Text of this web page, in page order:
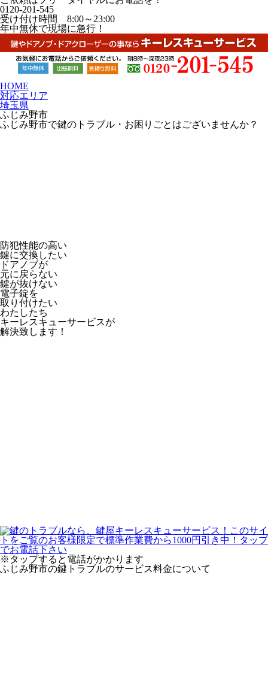
0120-201-545
受け付け時間 8:00～23:00
年中無休で現場に急行！
HOME
対応エリア
埼玉県
ふじみ野市
ふじみ野市で鍵のトラブル・お困りごとはございませんか？
防犯性能の高い
鍵に交換したい
ドアノブが
元に戻らない
鍵が抜けない
電子錠を
取り付けたい
わたしたち
キーレスキューサービスが
解決致します！
※タップすると電話がかかります
ふじみ野市の鍵トラブルのサービス料金について